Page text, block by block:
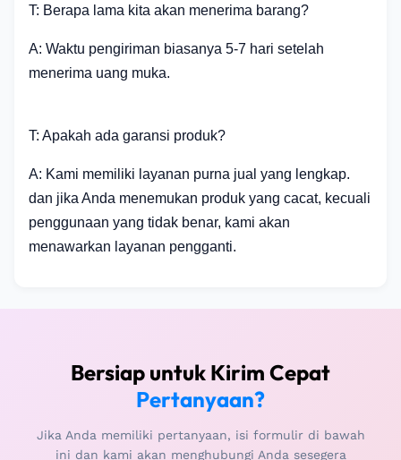
T: Berapa lama kita akan menerima barang?
A: Waktu pengiriman biasanya 5-7 hari setelah
menerima uang muka.
T: Apakah ada garansi produk?
A: Kami memiliki layanan purna jual yang lengkap.
dan jika Anda menemukan produk yang cacat, kecuali
penggunaan yang tidak benar, kami akan
menawarkan layanan pengganti.
Bersiap untuk Kirim Cepat
Pertanyaan?
Jika Anda memiliki pertanyaan, isi formulir di bawah
ini dan kami akan menghubungi Anda sesegera